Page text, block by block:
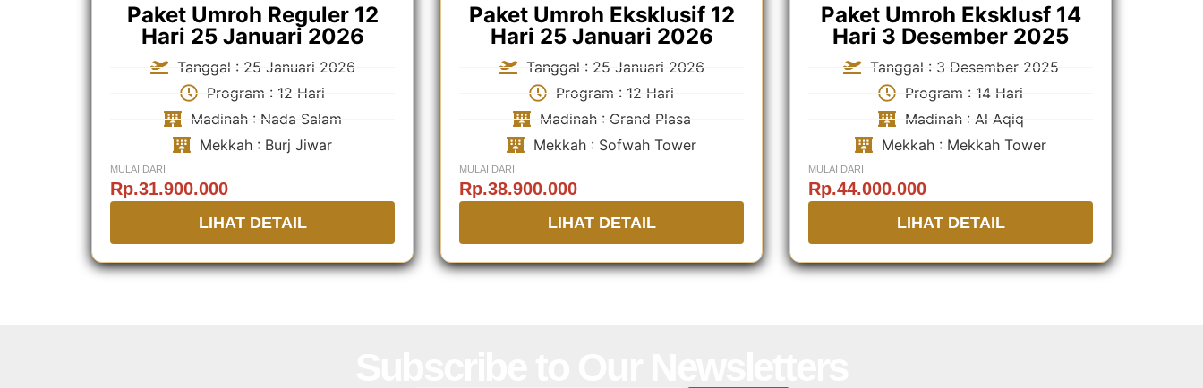
Paket Umroh Reguler 12
Hari 25 Januari 2026
Tanggal : 25 Januari 2026
Program : 12 Hari
Madinah : Nada Salam
Mekkah : Burj Jiwar
MULAI DARI
Rp.31.900.000
LIHAT DETAIL
Paket Umroh Eksklusif 12
Hari 25 Januari 2026
Tanggal : 25 Januari 2026
Program : 12 Hari
Madinah : Grand Plasa
Mekkah : Sofwah Tower
MULAI DARI
Rp.38.900.000
LIHAT DETAIL
Paket Umroh Eksklusf 14
Hari 3 Desember 2025
Tanggal : 3 Desember 2025
Program : 14 Hari
Madinah : Al Aqiq
Mekkah : Mekkah Tower
MULAI DARI
Rp.44.000.000
LIHAT DETAIL